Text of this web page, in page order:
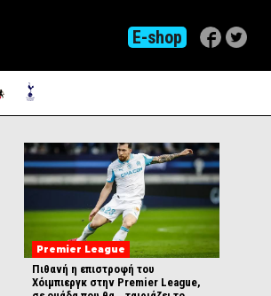
E-shop
Premier League
Πιθανή η επιστροφή του
Χόιμπιεργκ στην Premier League,